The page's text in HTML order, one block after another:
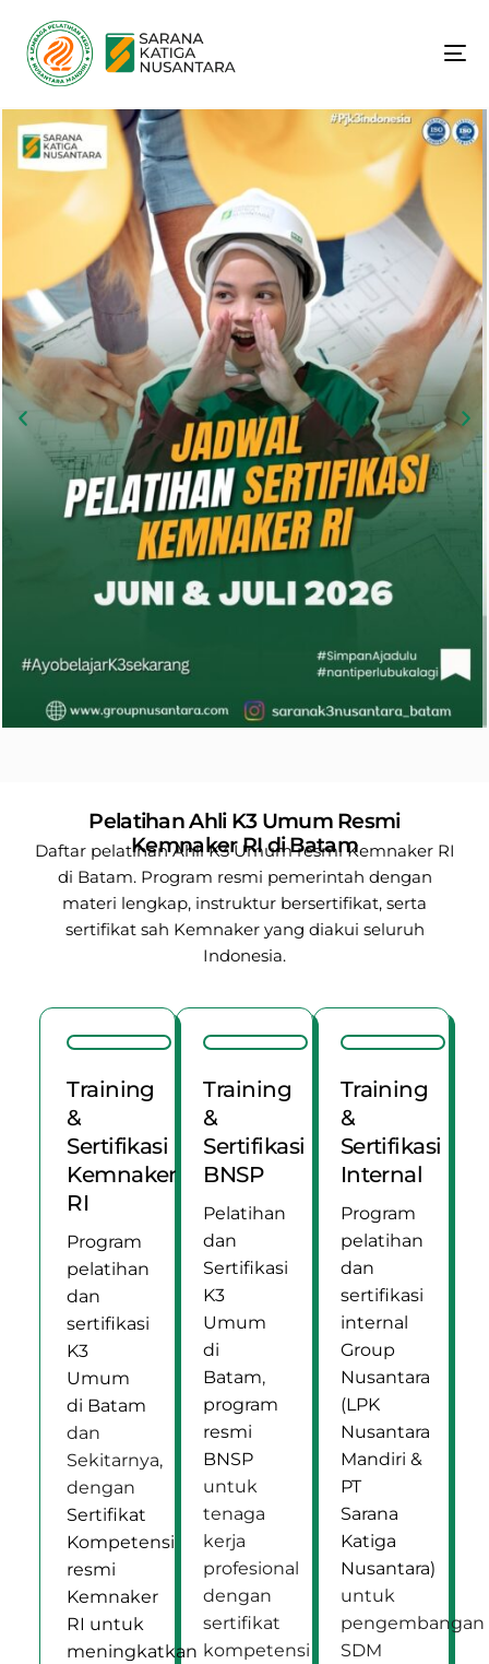
Pelatihan Ahli K3 Umum Resmi
Kemnaker RI di Batam
Daftar pelatihan Ahli K3 Umum resmi Kemnaker RI
di Batam. Program resmi pemerintah dengan
materi lengkap, instruktur bersertifikat, serta
sertifikat sah Kemnaker yang diakui seluruh
Indonesia.
Training
&
Sertifikasi
Kemnaker
RI
Program
pelatihan
dan
sertifikasi
K3
Umum
di Batam
dan
Sekitarnya,
dengan
Sertifikat
Kompetensi
resmi
Kemnaker
RI untuk
meningkatkan
Training
&
Sertifikasi
BNSP
Pelatihan
dan
Sertifikasi
K3
Umum
di
Batam,
program
resmi
BNSP
untuk
tenaga
kerja
profesional
dengan
sertifikat
kompetensi
Training
&
Sertifikasi
Internal
Program
pelatihan
dan
sertifikasi
internal
Group
Nusantara
(LPK
Nusantara
Mandiri &
PT
Sarana
Katiga
Nusantara)
untuk
pengembangan
SDM